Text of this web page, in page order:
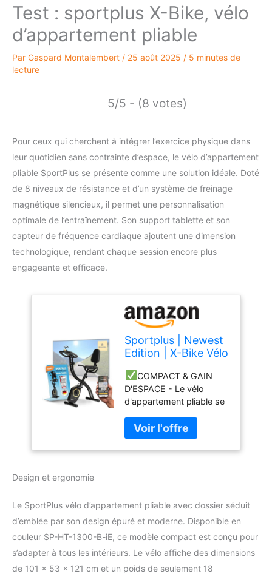
Test : sportplus X-Bike, vélo
d’appartement pliable
Par Gaspard Montalembert / 25 août 2025 / 5 minutes de
lecture
5/5 - (8 votes)
Pour ceux qui cherchent à intégrer l’exercice physique dans
leur quotidien sans contrainte d’espace, le vélo d’appartement
pliable SportPlus se présente comme une solution idéale. Doté
de 8 niveaux de résistance et d’un système de freinage
magnétique silencieux, il permet une personnalisation
optimale de l’entraînement. Son support tablette et son
capteur de fréquence cardiaque ajoutent une dimension
technologique, rendant chaque session encore plus
engageante et efficace.
Sportplus | Newest
Edition | X-Bike Vélo
Pliable avec Dossier,
8 Niveaux, écran
avec Support pour
Smartphone &
Tablette, Charge
Max. 100 kg
COMPACT & GAIN
D'ESPACE - Le vélo
d'appartement pliable se
Il est donc parfaitement
adapté aux petits
appartements. Idéal pour
MOINTENIR LES
ARTICULATIONS - Aide à
ménage les articulations.
La position du guidon et
l'inclinaison de l'assise
Design et ergonomie
Le SportPlus vélo d’appartement pliable avec dossier séduit
d’emblée par son design épuré et moderne. Disponible en
couleur SP-HT-1300-B-iE, ce modèle compact est conçu pour
s’adapter à tous les intérieurs. Le vélo affiche des dimensions
de 101 x 53 x 121 cm et un poids de seulement 18